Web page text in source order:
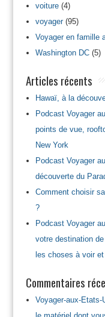
voiture(4)
voyager(95)
Voyager en famille
Washington DC(5)
Articles récents
Hawaï, à la
Podcast Voyager
points de vue,
New York
Podcast Voyager
découverte du
Comment choisir
?
Podcast Voyager
votre destination
les choses à voir
Commentaires
Voyager-aux-Etats-